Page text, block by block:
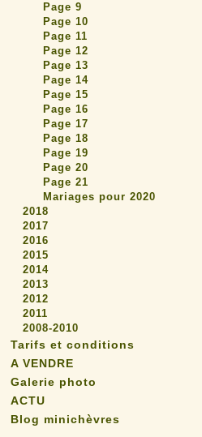
Page 9
Page 10
Page 11
Page 12
Page 13
Page 14
Page 15
Page 16
Page 17
Page 18
Page 19
Page 20
Page 21
Mariages pour 2020
2018
2017
2016
2015
2014
2013
2012
2011
2008-2010
Tarifs et conditions
A VENDRE
Galerie photo
ACTU
Blog minichèvres